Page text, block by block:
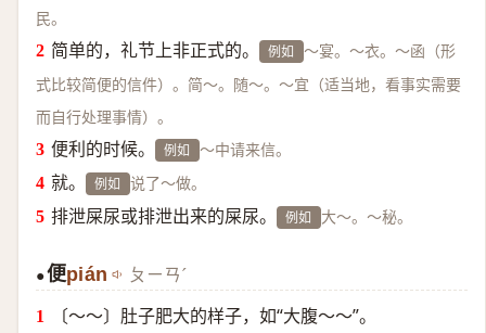
民。
简单的，礼节上非正式的。 例如 ～宴。～衣。～函（形
式比较简便的信件）。简～。随～。～宜（适当地，看事实需要
而自行处理事情）。
便利的时候。 例如 ～中请来信。
就。 例如 说了～做。
排泄屎尿或排泄出来的屎尿。 例如 大～。～秘。
●便pián ㄆㄧㄢˊ
〔～～〕肚子肥大的样子，如“大腹～～”。